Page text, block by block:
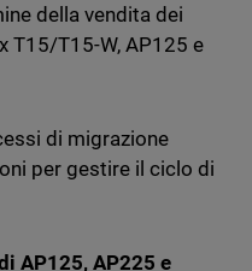
della vendita dei
T15/T15-W, AP125 e
di migrazione
per gestire il ciclo di
AP125, AP225 e